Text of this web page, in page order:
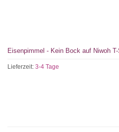
Eisenpimmel - Kein Bock auf Niwoh
Lieferzeit: 3-4 Tage